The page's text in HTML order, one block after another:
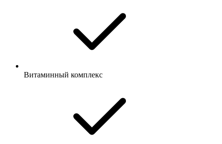
Витаминный комплекс